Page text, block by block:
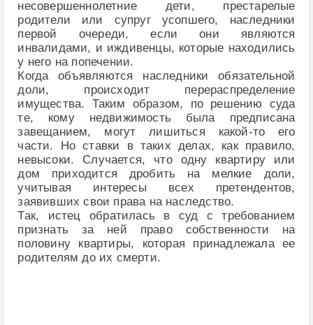
несовершеннолетние дети, престарелые
родители или супруг усопшего, наследники
первой очереди, если они являются
инвалидами, и иждивенцы, которые находились
у него на попечении.
Когда объявляются наследники обязательной
доли, происходит перераспределение
имущества. Таким образом, по решению суда
те, кому недвижимость была предписана
завещанием, могут лишиться какой-то его
части. Но ставки в таких делах, как правило,
невысоки. Случается, что одну квартиру или
дом приходится дробить на мелкие доли,
учитывая интересы всех претендентов,
заявивших свои права на наследство.
Так, истец обратилась в суд с требованием
признать за ней право собственности на
половину квартиры, которая принадлежала ее
родителям до их смерти.